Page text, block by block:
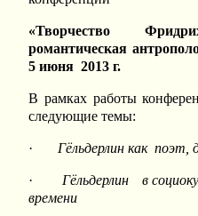
«Творчество
романтическая
5 июня 2013 г.
В рамках работы
следующие темы:
· Гёльдерлин как
· Гёльдерлин в
времени